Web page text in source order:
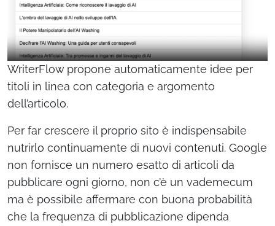
WriterFlow propone automaticamente idee per
titoli in linea con categoria e argomento
dell’articolo.
Per far crescere il proprio sito è indispensabile
nutrirlo continuamente di nuovi contenuti. Google
non fornisce un numero esatto di articoli da
pubblicare ogni giorno, non c’è un vademecum
ma è possibile affermare con buona probabilità
che la frequenza di pubblicazione dipenda